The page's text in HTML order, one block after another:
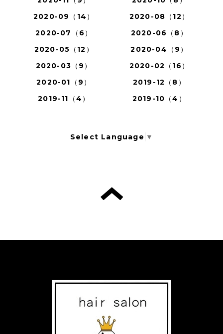
2020-09（14）
2020-08（12）
2020-07（6）
2020-06（8）
2020-05（12）
2020-04（9）
2020-03（9）
2020-02（16）
2020-01（9）
2019-12（8）
2019-11（4）
2019-10（4）
Select Language ▼